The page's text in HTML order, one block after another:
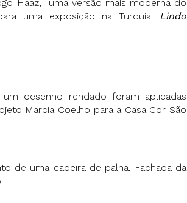
Haaz, uma versão mais moderna do
uma exposição na Turquia. Lindo
desenho rendado foram aplicadas
Marcia Coelho para a Casa Cor São
de uma cadeira de palha. Fachada da